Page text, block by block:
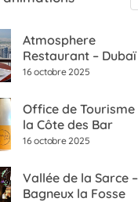
Atmosphere
Restaurant – Dubaï
16 octobre 2025
Office de Tourisme
la Côte des Bar
16 octobre 2025
Vallée de la Sarce –
Bagneux la Fosse